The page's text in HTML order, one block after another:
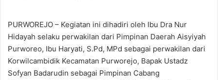
PURWOREJO – Kegiatan ini dihadiri oleh Ibu Dra Nur
Hidayah selaku perwakilan dari Pimpinan Daerah Aisyiyah
Purworeo, Ibu Haryati, S.Pd, MPd sebagai perwakilan dari
Korwilcambidik Kecamatan Purworejo, Bapak Ustadz
Sofyan Badarudin sebagai Pimpinan Cabang